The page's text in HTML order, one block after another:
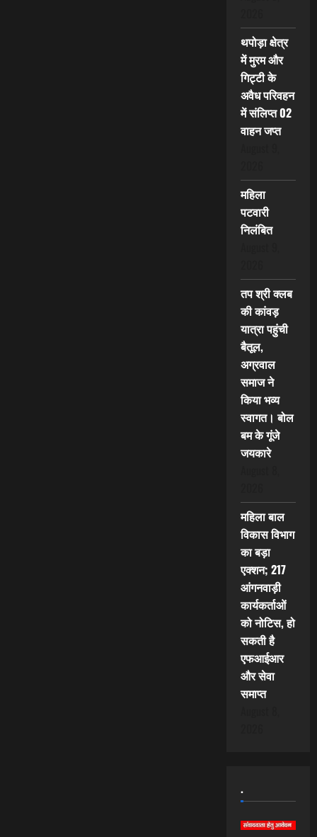
थपोड़ा क्षेत्र
में मुरम और
गिट्टी के
अवैध परिवहन
में संलिप्त 02
वाहन जप्त
महिला
पटवारी
निलंबित
तप श्री क्लब
की कांवड़
यात्रा पहुंची
बैतूल,
अग्रवाल
समाज ने
किया भव्य
स्वागत। बोल
बम के गूंजे
जयकारे
महिला बाल
विकास विभाग
का बड़ा
एक्शन; 217
आंगनवाड़ी
कार्यकर्ताओं
को नोटिस, हो
सकती है
एफआईआर
और सेवा
समाप्त
.